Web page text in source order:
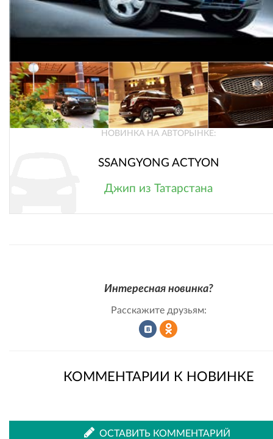
НОВИНКА НА АВТОРЫНКЕ:
SSANGYONG ACTYON
Джип из Татарстана
Интересная новинка?
Расскажите друзьям:
КОММЕНТАРИИ К НОВИНКЕ
ОСТАВИТЬ КОММЕНТАРИЙ